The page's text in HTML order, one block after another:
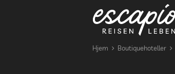
Hjem Boutiquehoteller